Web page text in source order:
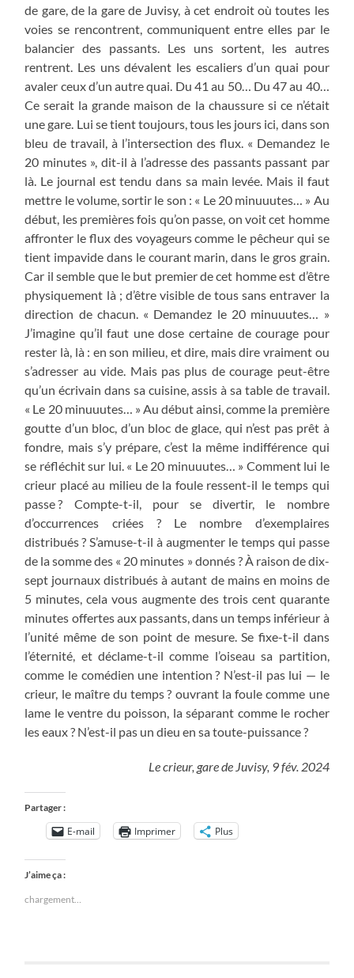
de gare, de la gare de Juvisy, à cet endroit où toutes les
voies se rencontrent, communiquent entre elles par le
balancier des passants. Les uns sortent, les autres
rentrent. Les uns dévalent les escaliers d’un quai pour
avaler ceux d’un autre quai. Du 41 au 50… Du 47 au 40…
Ce serait la grande maison de la chaussure si ce n’était
une gare. Lui se tient toujours, tous les jours ici, dans son
bleu de travail, à l’intersection des flux. « Demandez le
20 minutes », dit-il à l’adresse des passants passant par
là. Le journal est tendu dans sa main levée. Mais il faut
mettre le volume, sortir le son : « Le 20 minuuutes… » Au
début, les premières fois qu’on passe, on voit cet homme
affronter le flux des voyageurs comme le pêcheur qui se
tient impavide dans le courant marin, dans le gros grain.
Car il semble que le but premier de cet homme est d’être
physiquement là ; d’être visible de tous sans entraver la
direction de chacun. « Demandez le 20 minuuutes… »
J’imagine qu’il faut une dose certaine de courage pour
rester là, là : en son milieu, et dire, mais dire vraiment ou
s’adresser au vide. Mais pas plus de courage peut-être
qu’un écrivain dans sa cuisine, assis à sa table de travail.
« Le 20 minuuutes… » Au début ainsi, comme la première
goutte d’un bloc, d’un bloc de glace, qui n’est pas prêt à
fondre, mais s’y prépare, c’est la même indifférence qui
se réfléchit sur lui. « Le 20 minuuutes… » Comment lui le
crieur placé au milieu de la foule ressent-il le temps qui
passe ? Compte-t-il, pour se divertir, le nombre
d’occurrences criées ? Le nombre d’exemplaires
distribués ? S’amuse-t-il à augmenter le temps qui passe
de la somme des « 20 minutes » donnés ? À raison de dix-
sept journaux distribués à autant de mains en moins de
5 minutes, cela vous augmente des trois cent quarante
minutes offertes aux passants, dans un temps inférieur à
l’unité même de son point de mesure. Se fixe-t-il dans
l’éternité, et déclame-t-il comme l’oiseau sa partition,
comme le comédien une intention ? N’est-il pas lui — le
crieur, le maître du temps ? ouvrant la foule comme une
lame le ventre du poisson, la séparant comme le rocher
les eaux ? N’est-il pas un dieu en sa toute-puissance ?
Le crieur, gare de Juvisy, 9 fév. 2024
Partager :
E-mail Imprimer Plus
J’aime ça :
chargement…